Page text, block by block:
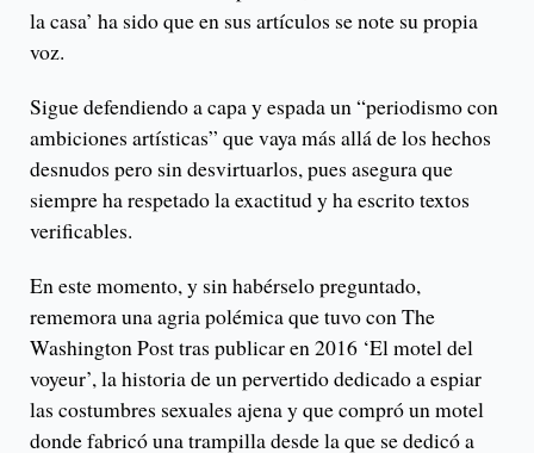
la casa’ ha sido que en sus artículos se note su propia
voz.
Sigue defendiendo a capa y espada un “periodismo con
ambiciones artísticas” que vaya más allá de los hechos
desnudos pero sin desvirtuarlos, pues asegura que
siempre ha respetado la exactitud y ha escrito textos
verificables.
En este momento, y sin habérselo preguntado,
rememora una agria polémica que tuvo con The
Washington Post tras publicar en 2016 ‘El motel del
voyeur’, la historia de un pervertido dedicado a espiar
las costumbres sexuales ajena y que compró un motel
donde fabricó una trampilla desde la que se dedicó a